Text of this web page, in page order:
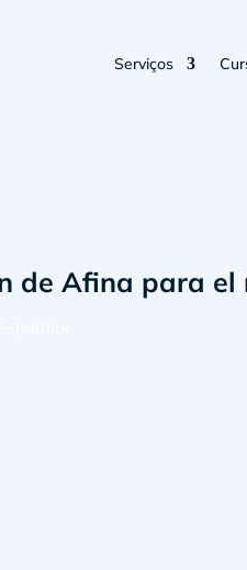
Serviços
de Afina para el